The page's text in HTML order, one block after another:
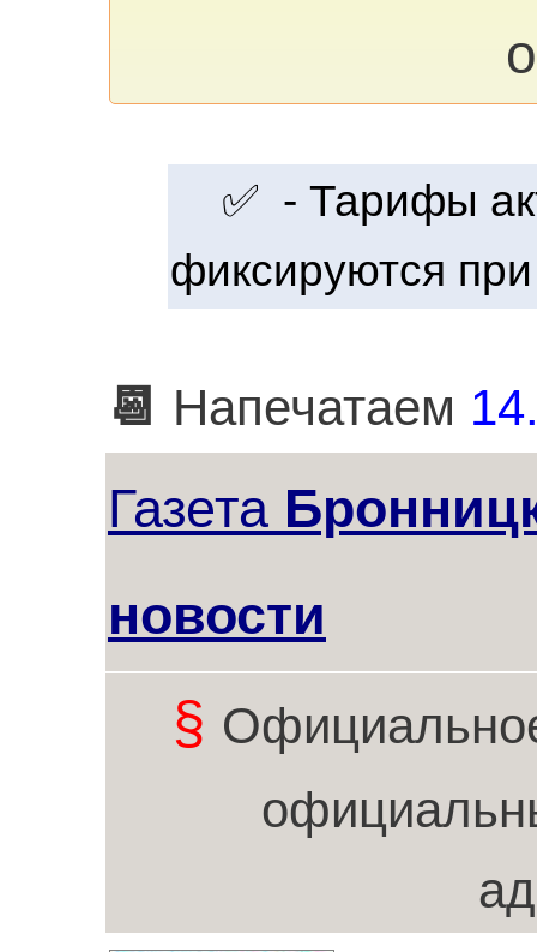
✅ - Тарифы
фиксируются
📆 Напечатаем
Газета
новости
§